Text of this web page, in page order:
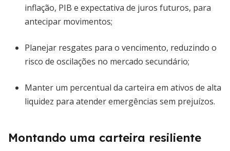
inflação, PIB e expectativa de juros futuros, para
antecipar movimentos;
Planejar resgates para o vencimento, reduzindo o
risco de oscilações no mercado secundário;
Manter um percentual da carteira em ativos de alta
liquidez para atender emergências sem prejuízos.
Montando uma carteira resiliente